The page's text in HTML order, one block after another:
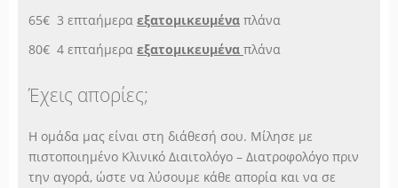
65€ 3 επταήμερα εξατομικευμένα πλάνα
80€ 4 επταήμερα εξατομικευμένα πλάνα
Έχεις απορίες;
Η ομάδα μας είναι στη διάθεσή σου. Μίλησε με
πιστοποιημένο Κλινικό Διαιτολόγο – Διατροφολόγο πριν
την αγορά, ώστε να λύσουμε κάθε απορία και να σε